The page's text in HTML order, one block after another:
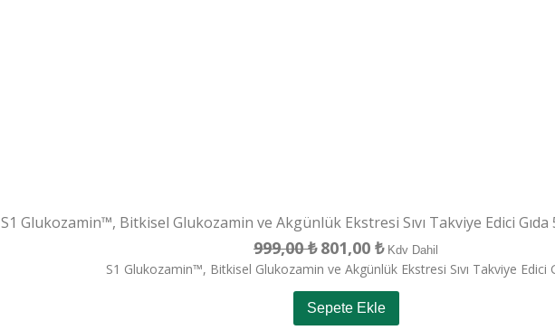
S1 Glukozamin™, Bitkisel Glukozamin ve Akgünlük Ekstresi Sıvı Takviye Edici
999,00₺ Orijinal
fiyat:
999,00 ₺.
801,00 ₺Şu
andaki
fiyat:
801,00 ₺.
Kdv Dahil
S1 Glukozamin™, Bitkisel Glukozamin ve Akgünlük Ekstresi Sıvı Takviye Edici
Sepete Ekle